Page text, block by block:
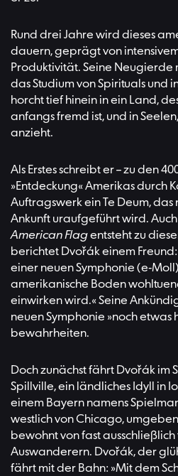
Rund drei Jahre wird dieses
dauern, geprägt von
Produktivität. Seine Neugierde
das Studium von Spirituals und
horcht tief hinein in ein Land,
anfangs fremd ist, und in
anzieht.
Als Erstes schreibt er – zu den
»Entdeckung« Amerikas durch
Auftragswerk ein Te Deum, das
Ankunft uraufgeführt wird.
American Flagentsteht zu
berichtet Dvořák einem
einer neuen Symphonie (e-
amerikanische Boden
einwirken wird.« Seine
neuen Symphonie »noch etwas
bewahrheiten.
Doch zunächst fährt Dvořák im
Spillville, ein ländliches Idyll in
einem Bayern namens
westlich von Chicago,
bewohnt von fast ausschließlich
Auswanderern. Dvořák, der
fährt mit der Bahn: »Mit dem